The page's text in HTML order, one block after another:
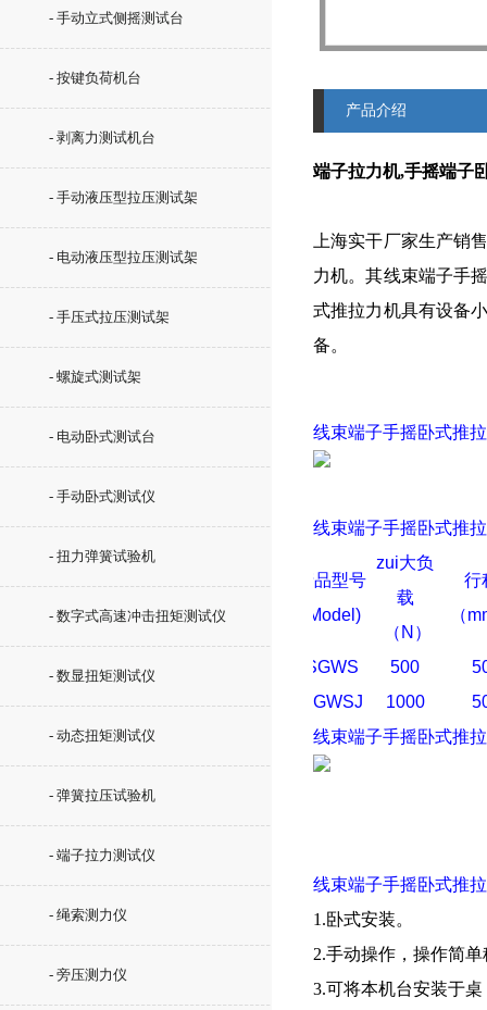
- 手动立式侧摇测试台
- 按键负荷机台
- 剥离力测试机台
- 手动液压型拉压测试架
- 电动液压型拉压测试架
- 手压式拉压测试架
- 螺旋式测试架
- 电动卧式测试台
- 手动卧式测试仪
- 扭力弹簧试验机
- 数字式高速冲击扭矩测试仪
- 数显扭矩测试仪
- 动态扭矩测试仪
- 弹簧拉压试验机
- 端子拉力测试仪
- 绳索测力仪
- 旁压测力仪
产品介绍
端子拉力机,手摇端子
上海实干厂家生产销
力机。其线束端子手
式推拉力机具有设备
备。
线束端子手摇卧式推
线束端子手摇卧式推
产品型号
(Model)
zui大负
载
（ N ）
行
（
SGWS 500
SGWSJ
1000
线束端子手摇卧式推
线束端子手摇卧式推
1.卧式安装。
2.手动操作，操作简
3.可将本机台安装于